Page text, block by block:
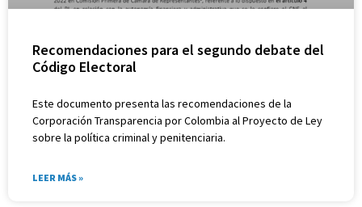
Recomendaciones para el segundo debate del
Código Electoral
Este documento presenta las recomendaciones de la
Corporación Transparencia por Colombia al Proyecto de Ley
sobre la política criminal y penitenciaria.
LEER MÁS »